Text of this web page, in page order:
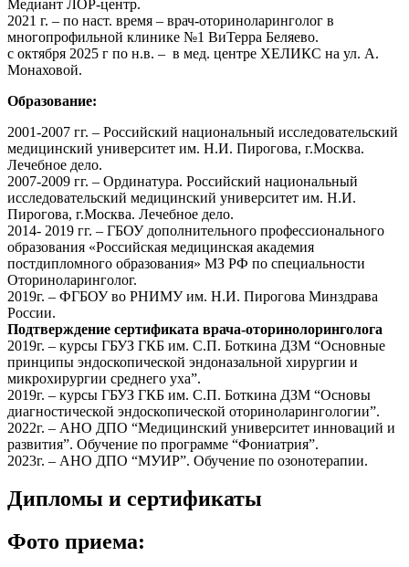
Медиант ЛОР-центр.
2021 г. – по наст. время – врач-оториноларинголог в
многопрофильной клинике №1 ВиТерра Беляево.
с октября 2025 г по н.в. – в мед. центре ХЕЛИКС на ул. А.
Монаховой.
Образование:
2001-2007 гг. – Российский национальный исследовательский
медицинский университет им. Н.И. Пирогова, г.Москва.
Лечебное дело.
2007-2009 гг. – Ординатура. Российский национальный
исследовательский медицинский университет им. Н.И.
Пирогова, г.Москва. Лечебное дело.
2014- 2019 гг. – ГБОУ дополнительного профессионального
образования «Российская медицинская академия
постдипломного образования» МЗ РФ по специальности
Оториноларинголог.
2019г. – ФГБОУ во РНИМУ им. Н.И. Пирогова Минздрава
России.
Подтверждение сертификата врача-оторинолоринголога
2019г. – курсы ГБУЗ ГКБ им. С.П. Боткина ДЗМ “Основные
принципы эндоскопической эндоназальной хирургии и
микрохирургии среднего уха”.
2019г. – курсы ГБУЗ ГКБ им. С.П. Боткина ДЗМ “Основы
диагностической эндоскопической оториноларингологии”.
2022г. – АНО ДПО “Медицинский университет инноваций и
развития”. Обучение по программе “Фониатрия”.
2023г. – АНО ДПО “МУИР”. Обучение по озонотерапии.
Дипломы и сертификаты
Фото приема: